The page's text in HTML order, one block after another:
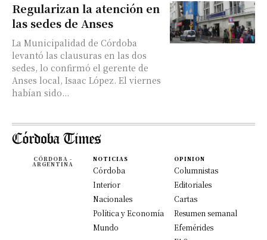
Regularizan la atención en
las sedes de Anses
La Municipalidad de Córdoba
levantó las clausuras en las dos
sedes, lo confirmó el gerente de
Anses local, Isaac López. El viernes
habían sido...
CÓRDOBA -
ARGENTINA
NOTICIAS
Córdoba
Interior
Nacionales
Política y Economía
Mundo
OPINION
Columnistas
Editoriales
Cartas
Resumen semanal
Efemérides